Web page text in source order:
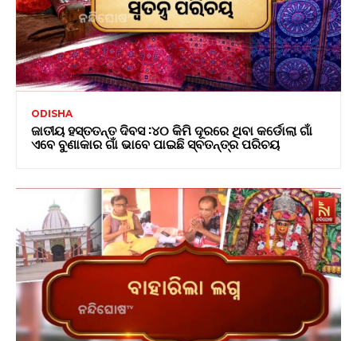
ODISHA
ଜାତୀୟ ହସ୍ତତନ୍ତ ଦିବସ :୪୦ କିମି ଦୂରରେ ଥିବା କର୍ଡୋଲା ଗାଁ
ଏବେ ବୁଣାକାର ଗାଁ ଭାବେ ପାଇଛି ସ୍ବତନ୍ତ୍ର ପରିଚୟ